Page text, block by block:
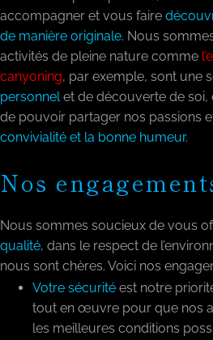
accompagner et vous faire
de manière originale. Nous
activités de pleine nature comme
canyoning, par exemple, sont une
personnelet de découverte de soi,
de pouvoir partager nos passions
convivialité et la bonne humeur.
Nos
Nous sommes soucieux de vous
qualité, dans le respect de
nous sont chères. Voici nos
Votre sécurité est notre
tout en œuvre pour que nos
les meilleures conditions